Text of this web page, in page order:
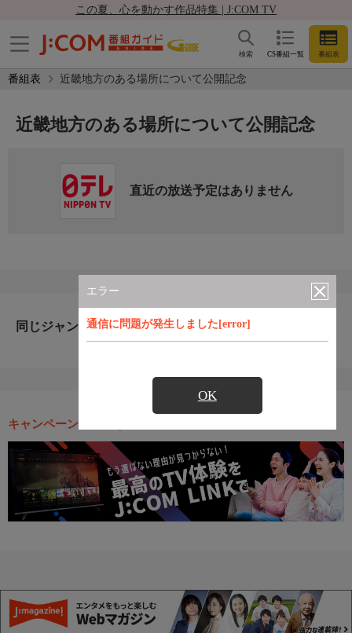
この夏、心を動かす作品特集 | J:COM TV
CS番組一覧 番組表
検索
番組表 近畿地方のある場所について公開記念
エラー
通信に問題が発生しました[error]
OK
近畿地方のある場所について公開記念
直近の放送予定はありません
同じジャンルのおすすめ番組
キャンペーン・お得な情報